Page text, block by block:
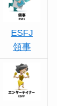
ESFJ
領事